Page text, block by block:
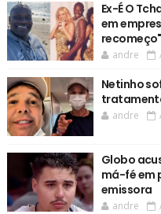
Ex-É O
em
recomeço"
andre
Netinho
andre
Globo
má-fé em
emissora
andre